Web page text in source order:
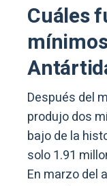
Cuáles
Después del
produjo dos
bajo de la
solo 1.91
En marzo del